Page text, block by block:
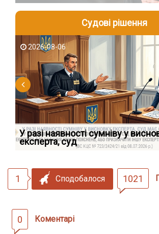
Судові рішення
2026-08-06
У разі наявності сумніву у
експерта, суд
1 Сподобалося 1021
0 Коментарі